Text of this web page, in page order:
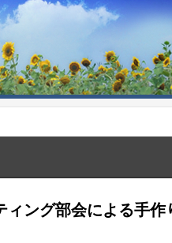
ング部会による手作